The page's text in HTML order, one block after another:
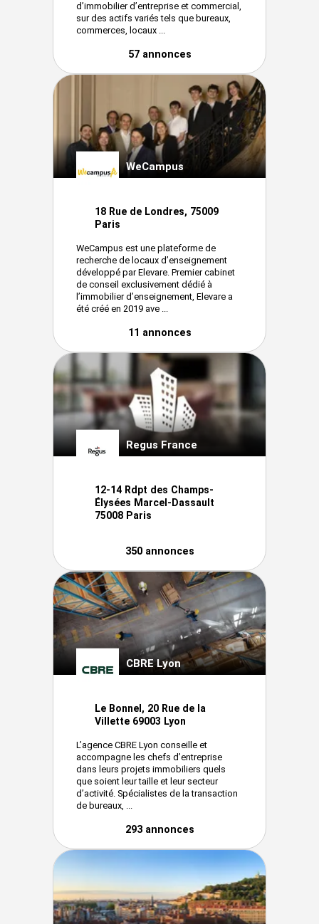
d’immobilier d’entreprise et commercial,
sur des actifs variés tels que bureaux,
commerces, locaux ...
57 annonces
WeCampus
18 Rue de Londres, 75009
Paris
WeCampus est une plateforme de
recherche de locaux d’enseignement
développé par Elevare. Premier cabinet
de conseil exclusivement dédié à
l’immobilier d’enseignement, Elevare a
été créé en 2019 ave ...
11 annonces
Regus France
12-14 Rdpt des Champs-
Élysées Marcel-Dassault
75008 Paris
350 annonces
CBRE Lyon
Le Bonnel, 20 Rue de la
Villette 69003 Lyon
L’agence CBRE Lyon conseille et
accompagne les chefs d’entreprise
dans leurs projets immobiliers quels
que soient leur taille et leur secteur
d’activité. Spécialistes de la transaction
de bureaux, ...
293 annonces